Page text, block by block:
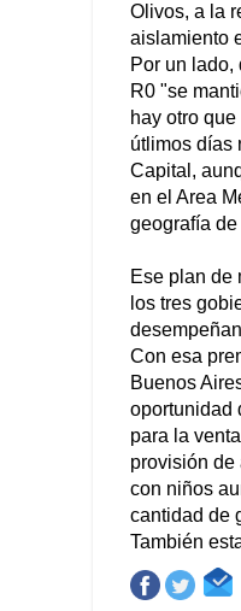
Olivos, a la
aislamiento
Por un lado,
R0 "se
hay otro
útlimos días
Capital,
en el Area
geografía
Ese plan de
los tres
Con esa
Buenos
oportunidad
para la
provisión de
con niños
cantidad de
También